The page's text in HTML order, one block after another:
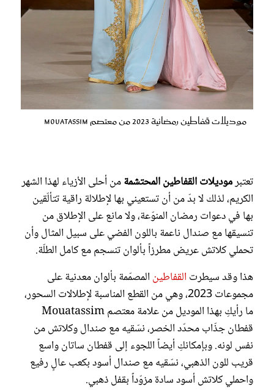
موديلات قفاطين رمضانية 2023 من معتصم Mouatassim
تعتبرموديلات القفاطين المحتشمةمن أحلى الأزياء لهذا الشهر
الكريم، لذلك لا بدّ من أن تستعيني بها لإطلالة راقية تتألّقين
بها في دعوات رمضان المنوّعة، ولا مانع على الإطلاق من
تنسيقها مع صندال ناعمة باللون الفضي على سبيل المثال وأن
تحملي كلاتش عريض مطرزاً بألوان تنسجم مع كامل الطلّة.
هذا وقد سيطرت القفاطين المصمّمة بألوان معدنية على
مجموعات 2023، وهي من القطع المناسبة لإطلالات السحور،
ما رأيكِ بهذا الموديل من علامة معتصم Mouatassim
قفطان جذّاب محدّد الخصر، نسّقيه مع صندال وكلاتش من
نفس لونه. وبإمكانكِ أيضاً اللجوء إلى قفطان ساتان واسع
قريب للون الذهبي، نسّقيه مع صندال أسود بكعب عالٍ رفيع
واحملي كلاتش أسود سادة مزوّداً بقفل ذهبي.